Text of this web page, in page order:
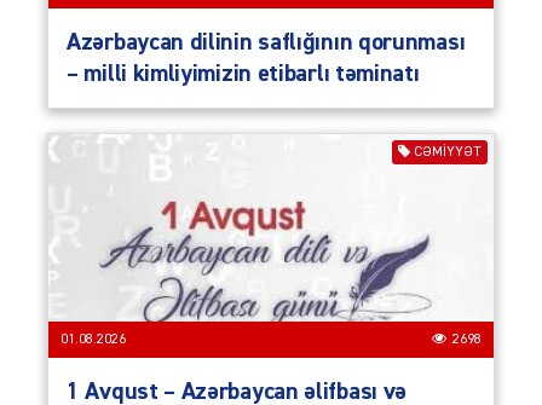
Azərbaycan dilinin saflığının qorunması
– milli kimliyimizin etibarlı təminatı
CƏMIYYƏT
01.08.2026 2698
1 Avqust – Azərbaycan əlifbası və